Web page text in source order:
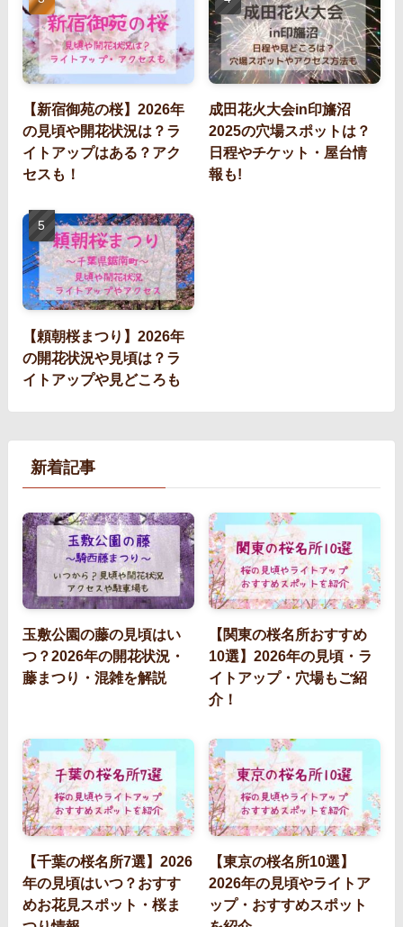
【新宿御苑の桜】2026年
の見頃や開花状況は？ラ
イトアップはある？アク
セスも！
成田花火大会in印旛沼
2025の穴場スポットは？
日程やチケット・屋台情
報も!
【頼朝桜まつり】2026年
の開花状況や見頃は？ラ
イトアップや見どころも
新着記事
玉敷公園の藤の見頃はい
つ？2026年の開花状況・
藤まつり・混雑を解説
【関東の桜名所おすすめ
10選】2026年の見頃・ラ
イトアップ・穴場もご紹
介！
【千葉の桜名所7選】2026
年の見頃はいつ？おすす
めお花見スポット・桜ま
【東京の桜名所10選】
2026年の見頃やライトア
ップ・おすすめスポット